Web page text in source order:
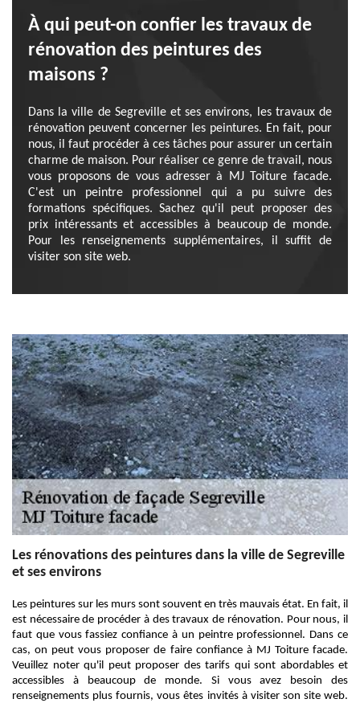
À qui peut-on confier les travaux de
rénovation des peintures des
maisons ?
Dans la ville de Segreville et ses environs, les travaux de
rénovation peuvent concerner les peintures. En fait, pour
nous, il faut procéder à ces tâches pour assurer un certain
charme de maison. Pour réaliser ce genre de travail, nous
vous proposons de vous adresser à MJ Toiture facade.
C'est un peintre professionnel qui a pu suivre des
formations spécifiques. Sachez qu'il peut proposer des
prix intéressants et accessibles à beaucoup de monde.
Pour les renseignements supplémentaires, il suffit de
visiter son site web.
Les rénovations des peintures dans la ville de Segreville
et ses environs
Les peintures sur les murs sont souvent en très mauvais état. En fait, il
est nécessaire de procéder à des travaux de rénovation. Pour nous, il
faut que vous fassiez confiance à un peintre professionnel. Dans ce
cas, on peut vous proposer de faire confiance à MJ Toiture facade.
Veuillez noter qu'il peut proposer des tarifs qui sont abordables et
accessibles à beaucoup de monde. Si vous avez besoin des
renseignements plus fournis, vous êtes invités à visiter son site web.